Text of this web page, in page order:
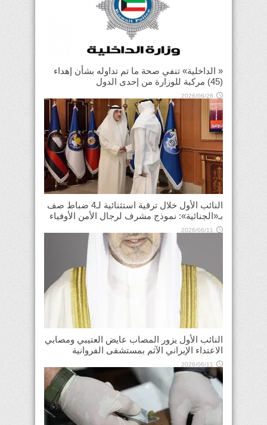
« الداخلية» تنفي صحة ما تم تداوله بشأن إهداء
(45) مركبة للوزارة من إحدى الدول
2026/06/26
النائب الأول خلال ترقية استثنائية لـ4 ضباط صف
بـ«الجنائية»: نموذج مشرف لرجال الأمن الأوفياء
2026/06/11
النائب الأول يزور المصاب عايض العتيبي ومصابي
الاعتداء الإيراني الآثم بمستشفى الفروانية
2026/06/11